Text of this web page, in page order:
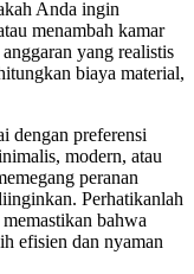
Anda ingin
menambah kamar
yang realistis
biaya material,
dengan preferensi
modern, atau
peranan
Perhatikanlah
bahwa
efisien dan nyaman